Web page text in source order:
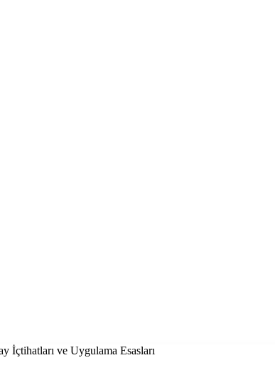
İçtihatları ve Uygulama Esasları